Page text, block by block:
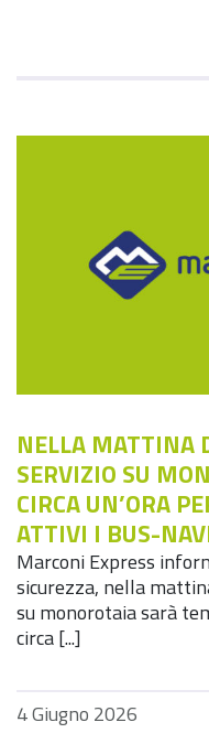
NELLA MATTINA
SERVIZIO SU
CIRCA UN’ORA
ATTIVI I BUS-
Marconi Express
sicurezza, nella
su monorotaia sarà
circa [...]
4 Giugno 2026